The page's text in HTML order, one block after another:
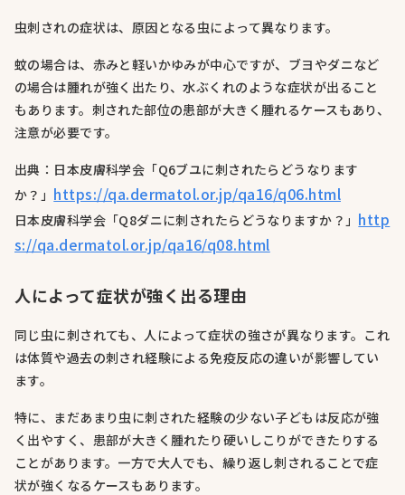
虫刺されの症状は、原因となる虫によって異なります。
蚊の場合は、赤みと軽いかゆみが中心ですが、ブヨやダニなど
の場合は腫れが強く出たり、水ぶくれのような症状が出ること
もあります。刺された部位の患部が大きく腫れるケースもあり、
注意が必要です。
出典：日本皮膚科学会「Q6ブユに刺されたらどうなります
か？」 https://qa.dermatol.or.jp/qa16/q06.html
日本皮膚科学会「Q8ダニに刺されたらどうなりますか？」 http
s://qa.dermatol.or.jp/qa16/q08.html
人によって症状が強く出る理由
同じ虫に刺されても、人によって症状の強さが異なります。これ
は体質や過去の刺され経験による免疫反応の違いが影響してい
ます。
特に、まだあまり虫に刺された経験の少ない子どもは反応が強
く出やすく、患部が大きく腫れたり硬いしこりができたりする
ことがあります。一方で大人でも、繰り返し刺されることで症
状が強くなるケースもあります。